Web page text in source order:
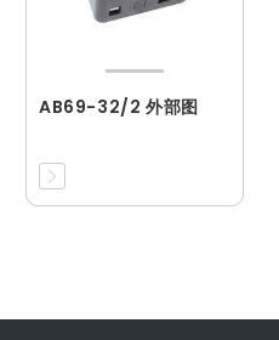
AB69-32/2 外部图